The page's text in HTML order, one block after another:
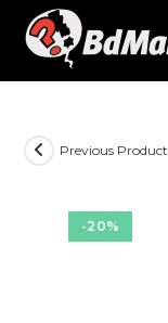
content
-20%
Previous Product